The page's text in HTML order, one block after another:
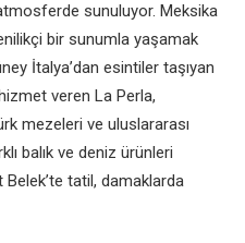
sunuluyor. Meksika
bir sunumla yaşamak
İtalya’dan esintiler taşıyan
veren La Perla,
mezeleri ve uluslararası
balık ve deniz ürünleri
tatil, damaklarda